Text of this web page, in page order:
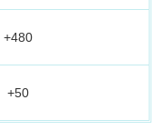
+480
+50